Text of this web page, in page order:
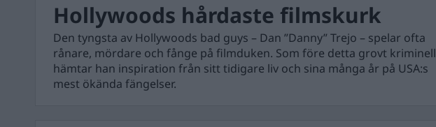
Hollywoods hårdaste filmskurk
Den tyngsta av Hollywoods bad guys – Dan ”Danny” Trejo – spelar ofta
rånare, mördare och fånge på filmduken. Som före detta grovt kriminell
hämtar han inspiration från sitt tidigare liv och sina många år på USA:s
mest ökända fängelser.